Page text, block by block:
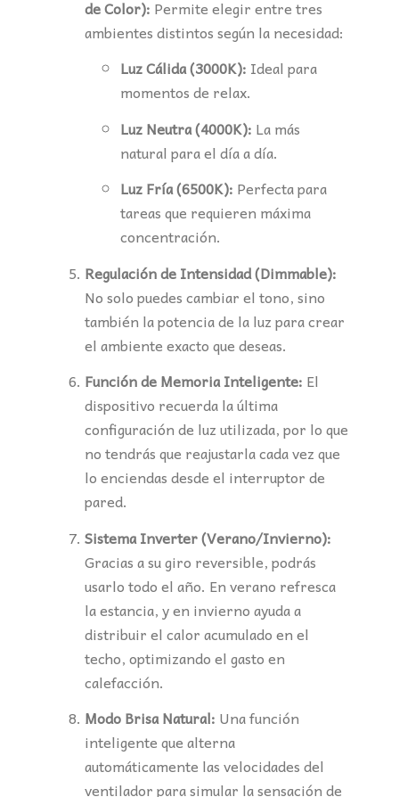
de Color): Permite elegir entre tres
ambientes distintos según la necesidad:
Luz Cálida (3000K): Ideal para
momentos de relax.
Luz Neutra (4000K): La más
natural para el día a día.
Luz Fría (6500K): Perfecta para
tareas que requieren máxima
concentración.
Regulación de Intensidad (Dimmable):
No solo puedes cambiar el tono, sino
también la potencia de la luz para crear
el ambiente exacto que deseas.
Función de Memoria Inteligente: El
dispositivo recuerda la última
configuración de luz utilizada, por lo que
no tendrás que reajustarla cada vez que
lo enciendas desde el interruptor de
pared.
Sistema Inverter (Verano/Invierno):
Gracias a su giro reversible, podrás
usarlo todo el año. En verano refresca
la estancia, y en invierno ayuda a
distribuir el calor acumulado en el
techo, optimizando el gasto en
calefacción.
Modo Brisa Natural: Una función
inteligente que alterna
automáticamente las velocidades del
ventilador para simular la sensación de